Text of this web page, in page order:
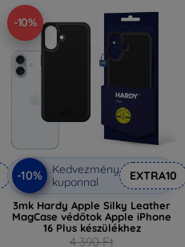
-10%
-10%
Kedvezmény
kuponnal
EXTRA10
3mk Hardy Apple Silky Leather
MagCase védőtok Apple iPhone
16 Plus készülékhez
4 390 Ft